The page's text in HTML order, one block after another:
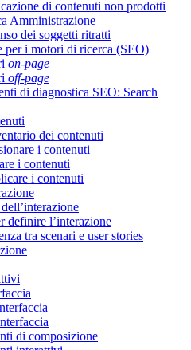
di contenuti non prodotti
Amministrazione
dei soggetti ritratti
per i motori di ricerca (SEO)
on-page
off-page
di diagnostica SEO: Search
dei contenuti
i contenuti
i contenuti
i contenuti
definire l’interazione
tra scenari e user stories
di composizione